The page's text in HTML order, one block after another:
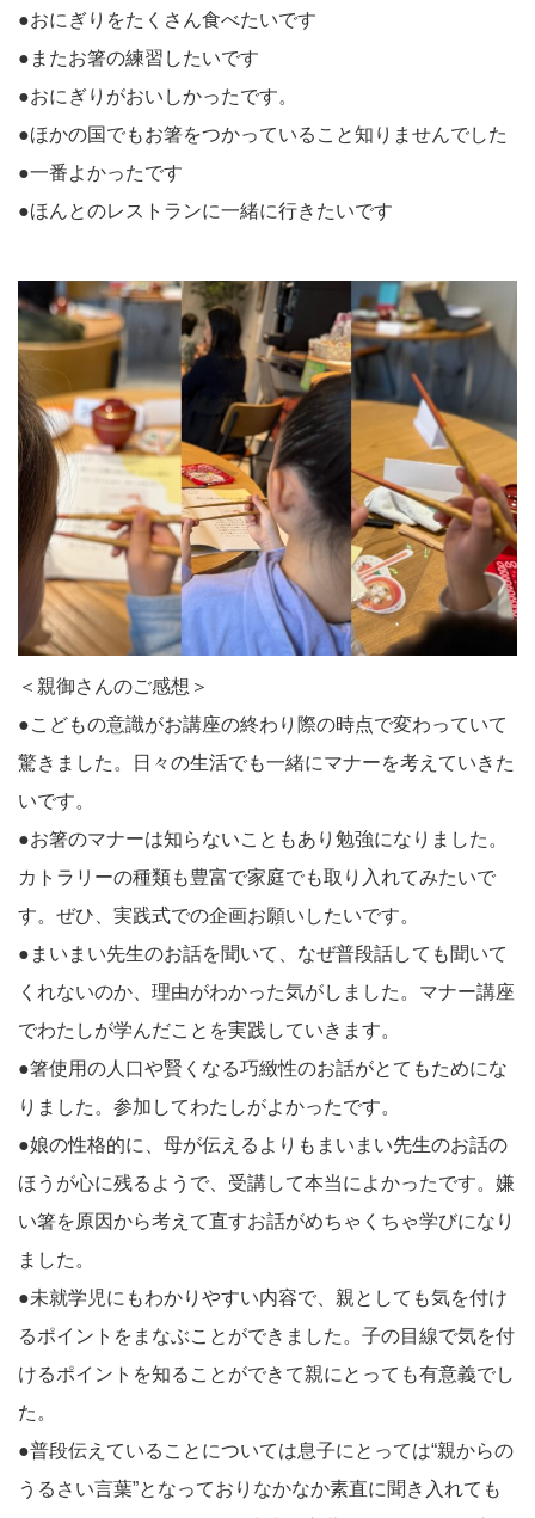
●おにぎりをたくさん食べたいです
●またお箸の練習したいです
●おにぎりがおいしかったです。
●ほかの国でもお箸をつかっていること知りませんでした
●一番よかったです
●ほんとのレストランに一緒に行きたいです
＜親御さんのご感想＞
●こどもの意識がお講座の終わり際の時点で変わっていて
驚きました。日々の生活でも一緒にマナーを考えていきた
いです。
●お箸のマナーは知らないこともあり勉強になりました。
カトラリーの種類も豊富で家庭でも取り入れてみたいで
す。ぜひ、実践式での企画お願いしたいです。
●まいまい先生のお話を聞いて、なぜ普段話しても聞いて
くれないのか、理由がわかった気がしました。マナー講座
でわたしが学んだことを実践していきます。
●箸使用の人口や賢くなる巧緻性のお話がとてもためにな
りました。参加してわたしがよかったです。
●娘の性格的に、母が伝えるよりもまいまい先生のお話の
ほうが心に残るようで、受講して本当によかったです。嫌
い箸を原因から考えて直すお話がめちゃくちゃ学びになり
ました。
●未就学児にもわかりやすい内容で、親としても気を付け
るポイントをまなぶことができました。子の目線で気を付
けるポイントを知ることができて親にとっても有意義でし
た。
●普段伝えていることについては息子にとっては“親からの
うるさい言葉”となっておりなかなか素直に聞き入れても